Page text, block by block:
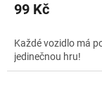
99 Kč
Každé vozidlo má
jedinečnou hru!